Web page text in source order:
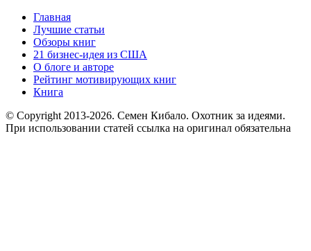
Главная
Лучшие статьи
Обзоры книг
21 бизнес-идея из США
О блоге и авторе
Рейтинг мотивирующих книг
Книга
© Copyright 2013-2026. Семен Кибало. Охотник за идеями.
При использовании статей ссылка на оригинал обязательна